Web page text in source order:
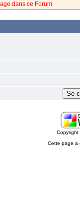
dans ce Forum
Cette page a